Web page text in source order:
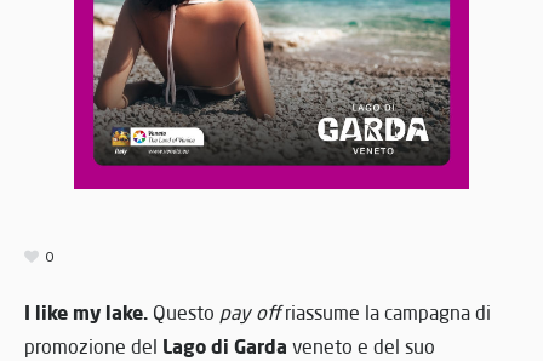
0
I like my lake. Questo pay offriassume la campagna di
promozione del Lago di Garda veneto e del suo